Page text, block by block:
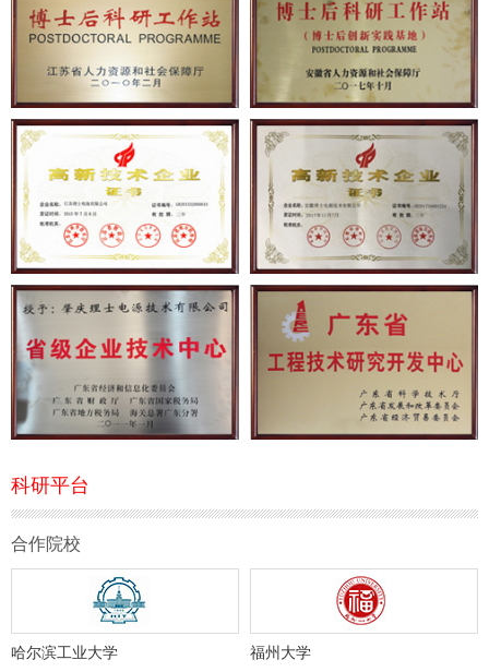
科研平台
合作院校
哈尔滨工业大学 福州大学